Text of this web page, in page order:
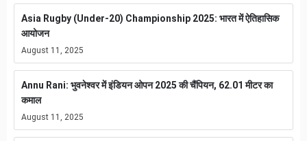
Asia Rugby (Under-20) Championship 2025: भारत में ऐतिहासिक
आयोजन
August 11, 2025
Annu Rani: भुवनेश्वर में इंडियन ओपन 2025 की चैंपियन, 62.01 मीटर का
कमाल
August 11, 2025